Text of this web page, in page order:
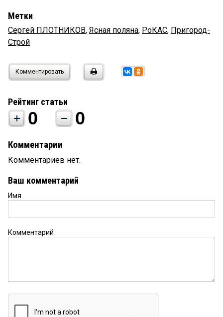
Метки
Сергей ПЛОТНИКОВ, Ясная поляна, РоКАС, Пригород-
Строй
Комментировать
Рейтинг статьи
0 0
Комментарии
Комментариев нет.
Ваш комментарий
Имя
Комментарий